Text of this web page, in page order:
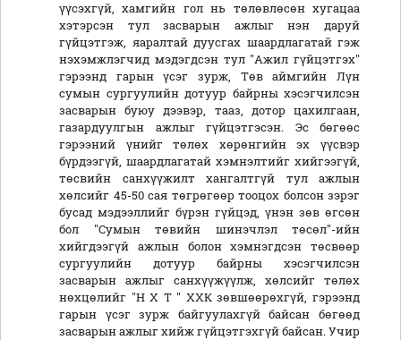
үүсэхгүй, хамгийн гол нь төлөвлөсөн хугацаа
хэтэрсэн тул засварын ажлыг нэн даруй
гүйцэтгэж, яаралтай дуусгах шаардлагатай гэж
нэхэмжлэгчид мэдэгдсэн тул "Ажил гүйцэтгэх"
гэрээнд гарын үсэг зурж, Төв аймгийн Лүн
сумын сургуулийн дотуур байрны хэсэгчилсэн
засварын буюу дээвэр, тааз, дотор цахилгаан,
газардуулгын ажлыг гүйцэтгэсэн. Эс бөгөөс
гэрээний үнийг төлөх хөрөнгийн эх үүсвэр
бүрдээгүй, шаардлагатай хэмнэлтийг хийгээгүй,
төсвийн санхүүжилт хангалтгүй тул ажлын
хөлсийг 45-50 сая төгрөгөөр тооцох болсон зэрэг
бусад мэдээллийг бүрэн гүйцэд, үнэн зөв өгсөн
бол "Сумын төвийн шинэчлэл төсөл"-ийн
хийгдээгүй ажлын болон хэмнэгдсэн төсвөөр
сургуулийн дотуур байрны хэсэгчилсэн
засварын ажлыг санхүүжүүлж, хөлсийг төлөх
нөхцөлийг "Н Х Т " ХХК зөвшөөрөхгүй, гэрээнд
гарын үсэг зурж байгуулахгүй байсан бөгөөд
засварын ажлыг хийж гүйцэтгэхгүй байсан. Учир